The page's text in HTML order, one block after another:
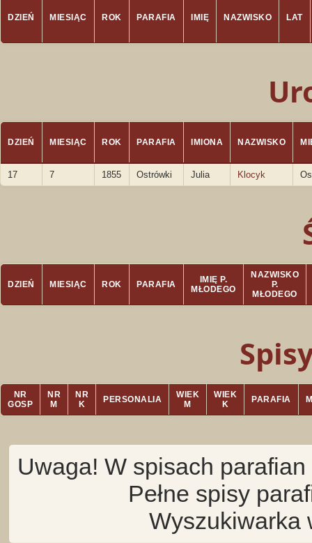
DZIEŃ MIESIĄC ROK PARAFIA IMIĘ NAZWISKO LAT
DZIEŃ MIESIĄC ROK PARAFIA IMIONA NAZWISKO
17 7 1855 Ostrówki Julia Klocyk
DZIEŃ MIESIĄC ROK PARAFIA
IMIĘ P.
MŁODEGO
NAZWISKO
P.
MŁODEGO
NR
GOSP
NR
M
NR
K
PERSONALIA
WIEK
M
WIEK
K
PARAFIA
Uwaga! W spisach
Pełne spisy
Wyszukiwarka